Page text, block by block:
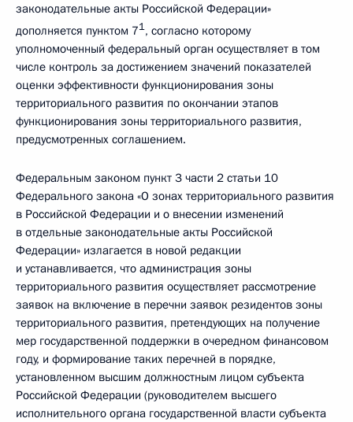
законодательные акты Российской Федерации»
дополняется пунктом 71, согласно которому
уполномоченный федеральный орган осуществляет в том
числе контроль за достижением значений показателей
оценки эффективности функционирования зоны
территориального развития по окончании этапов
функционирования зоны территориального развития,
предусмотренных соглашением.
Федеральным законом пункт 3 части 2 статьи 10
Федерального закона «О зонах территориального развития
в Российской Федерации и о внесении изменений
в отдельные законодательные акты Российской
Федерации» излагается в новой редакции
и устанавливается, что администрация зоны
территориального развития осуществляет рассмотрение
заявок на включение в перечни заявок резидентов зоны
территориального развития, претендующих на получение
мер государственной поддержки в очередном финансовом
году, и формирование таких перечней в порядке,
установленном высшим должностным лицом субъекта
Российской Федерации (руководителем высшего
исполнительного органа государственной власти субъекта